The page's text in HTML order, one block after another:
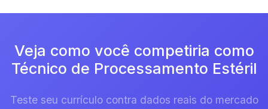
Veja como você competiria como
Técnico de Processamento Estéril
Teste seu currículo contra dados reais do mercado